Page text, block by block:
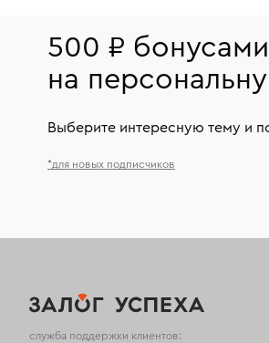
500 ₽
на
Выберите интересную тему и
*для новых подписчиков
служба поддержки клиентов: